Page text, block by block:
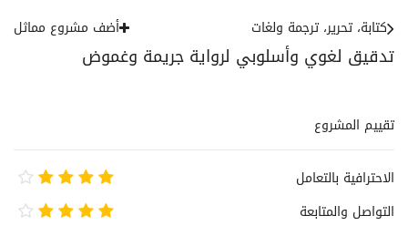
تدقيق لغوي وأسلوبي لرواية جريمة وغموض
كتابة، تحرير، ترجمة ولغات أضف مشروع مماثل
تقييم المشروع
الاحترافية بالتعامل
التواصل والمتابعة